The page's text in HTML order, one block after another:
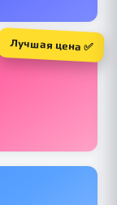
Лучшая цена ✅